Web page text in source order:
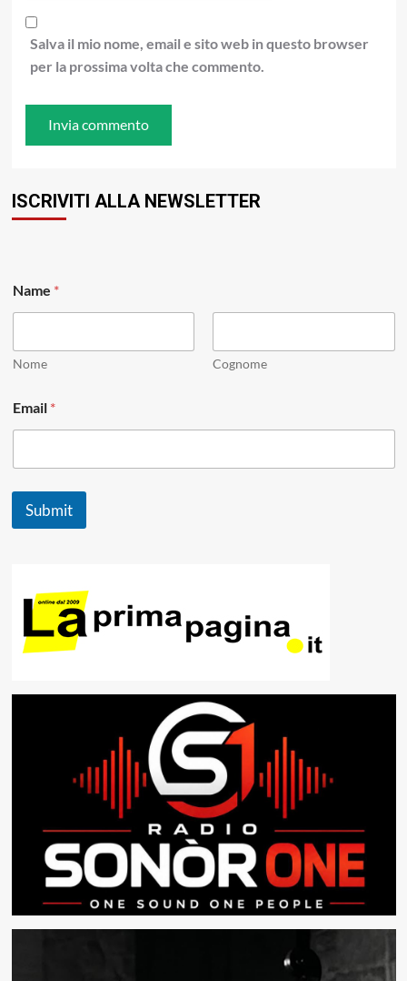
Salva il mio nome, email e sito web in questo browser
per la prossima volta che commento.
ISCRIVITI ALLA NEWSLETTER
m
a
N
e
*
Name *
Nome Cognome
Email *
Submit